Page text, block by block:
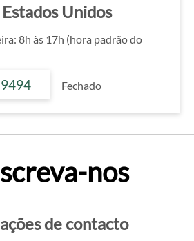
Unidos
8h às 17h (hora padrão do
Fechado
nos
de contacto